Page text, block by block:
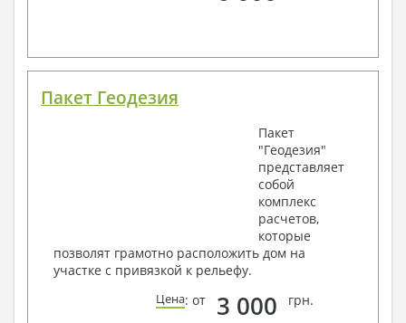
Пакет Геодезия
Пакет
"Геодезия"
представляет
собой
комплекс
расчетов,
которые
позволят грамотно расположить дом на
участке с привязкой к рельефу.
Цена: от 3 000 грн.